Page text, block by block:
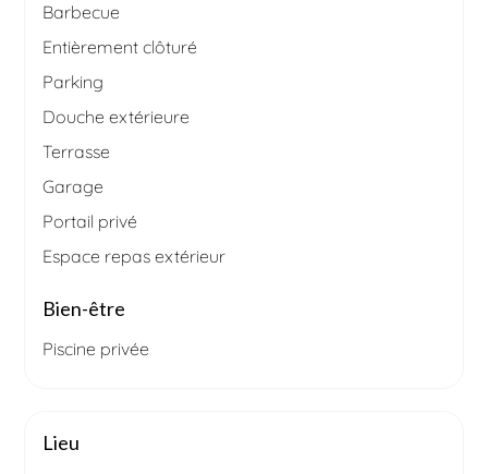
Barbecue
Entièrement clôturé
Parking
Douche extérieure
Terrasse
Garage
Portail privé
Espace repas extérieur
Bien-être
Piscine privée
Lieu